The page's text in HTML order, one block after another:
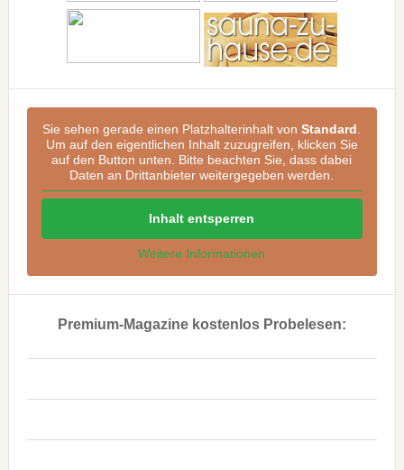
Sie sehen gerade einen Platzhalterinhalt vonStandard
Um auf den eigentlichen Inhalt zuzugreifen, klicken Sie
auf den Button unten. Bitte beachten Sie, dass dabei
Daten an Drittanbieter weitergegeben werden.
Inhalt entsperren
Weitere Informationen
Premium-Magazine kostenlos Probelesen: